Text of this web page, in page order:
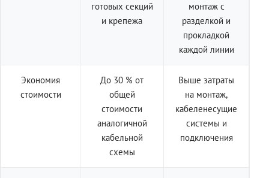
готовых секций
и крепежа
монтаж с
разделкой и
прокладкой
каждой линии
Экономия
стоимости
До 30 % от
общей
стоимости
аналогичной
кабельной
схемы
Выше затраты
на монтаж,
кабеленесущие
системы и
подключения